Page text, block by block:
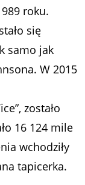
roku.
się
samo jak
W 2015
zostało
16 124 mile
wchodziły
tapicerka.